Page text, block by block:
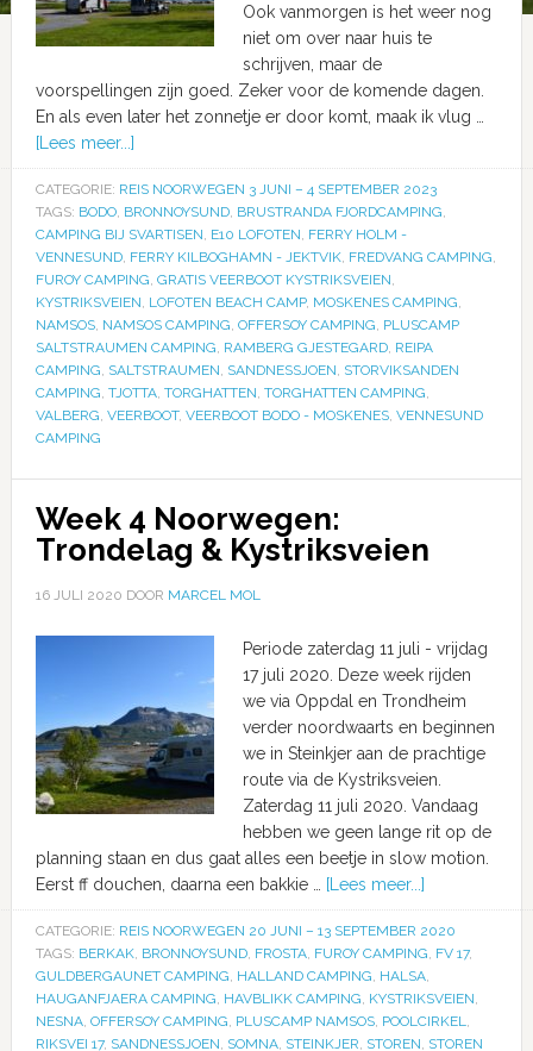
Ook vanmorgen is het weer nog
niet om over naar huis te
schrijven, maar de
voorspellingen zijn goed. Zeker voor de komende dagen.
En als even later het zonnetje er door komt, maak ik vlug …
[Lees meer...]
CATEGORIE: REIS NOORWEGEN 3 JUNI – 4 SEPTEMBER 2023
TAGS: BODO, BRONNOYSUND, BRUSTRANDA FJORDCAMPING,
CAMPING BIJ SVARTISEN, E10 LOFOTEN, FERRY HOLM -
VENNESUND, FERRY KILBOGHAMN - JEKTVIK, FREDVANG CAMPING,
FUROY CAMPING, GRATIS VEERBOOT KYSTRIKSVEIEN,
KYSTRIKSVEIEN, LOFOTEN BEACH CAMP, MOSKENES CAMPING,
NAMSOS, NAMSOS CAMPING, OFFERSOY CAMPING, PLUSCAMP
SALTSTRAUMEN CAMPING, RAMBERG GJESTEGARD, REIPA
CAMPING, SALTSTRAUMEN, SANDNESSJOEN, STORVIKSANDEN
CAMPING, TJOTTA, TORGHATTEN, TORGHATTEN CAMPING,
VALBERG, VEERBOOT, VEERBOOT BODO - MOSKENES, VENNESUND
CAMPING
Week 4 Noorwegen:
Trondelag & Kystriksveien
16 JULI 2020 DOOR MARCEL MOL
Periode zaterdag 11 juli - vrijdag
17 juli 2020. Deze week rijden
we via Oppdal en Trondheim
verder noordwaarts en beginnen
we in Steinkjer aan de prachtige
route via de Kystriksveien.
Zaterdag 11 juli 2020. Vandaag
hebben we geen lange rit op de
planning staan en dus gaat alles een beetje in slow motion.
Eerst ff douchen, daarna een bakkie …
[Lees meer...]
CATEGORIE: REIS NOORWEGEN 20 JUNI – 13 SEPTEMBER 2020
TAGS: BERKAK, BRONNOYSUND, FROSTA, FUROY CAMPING, FV 17,
GULDBERGAUNET CAMPING, HALLAND CAMPING, HALSA,
HAUGANFJAERA CAMPING, HAVBLIKK CAMPING, KYSTRIKSVEIEN,
NESNA, OFFERSOY CAMPING, PLUSCAMP NAMSOS, POOLCIRKEL,
RIKSVEI 17, SANDNESSJOEN, SOMNA, STEINKJER, STOREN, STOREN